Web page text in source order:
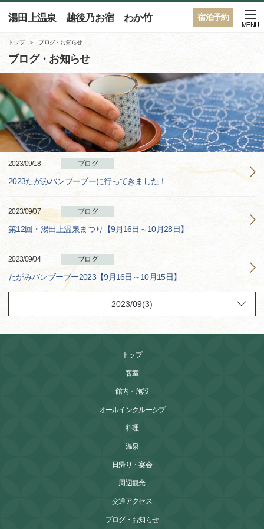
宿泊予約
湯田上温泉 越後乃お宿 わか竹
MENU
トップ ブログ・お知らせ
ブログ・お知らせ
2023/09/18 ブログ
2023たがみバンブーブーに行ってきました！
2023/09/07 ブログ
第12回・湯田上温泉まつり【9月16日～10月28日】
2023/09/04 ブログ
たがみバンブーブー2023【9月16日～10月15日】
トップ
客室
館内・施設
オールインクルーシブ
料理
温泉
日帰り・宴会
周辺観光
交通アクセス
ブログ・お知らせ